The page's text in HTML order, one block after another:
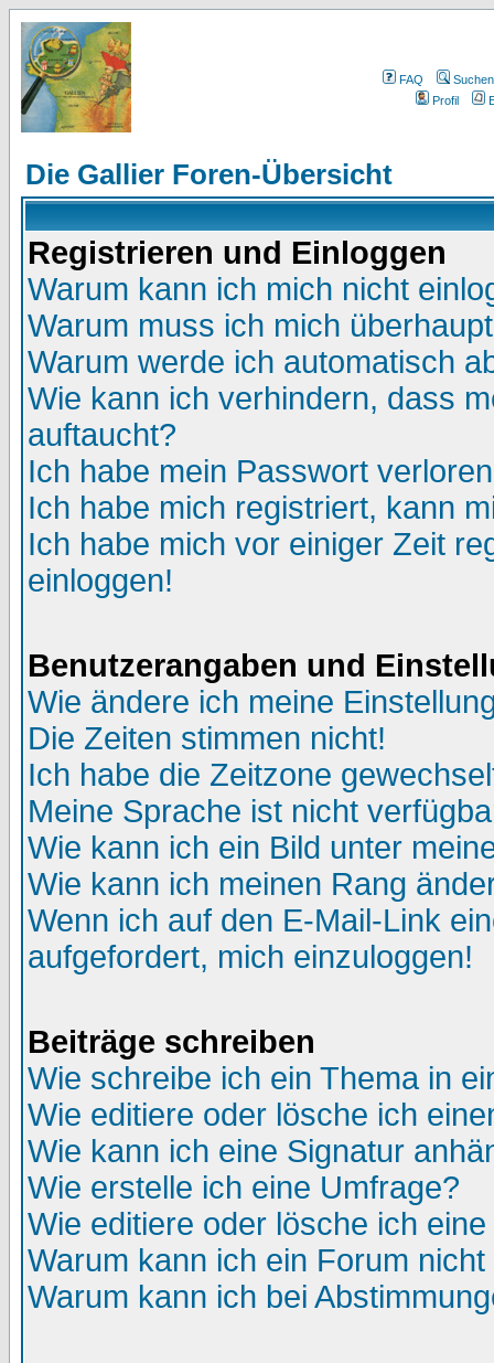
FAQ
Suchen
Profil
Die Gallier Foren-Übersicht
Registrieren und Einloggen
Warum kann ich mich nicht
Warum muss ich mich
Warum werde ich automatisch
Wie kann ich verhindern, dass
auftaucht?
Ich habe mein Passwort
Ich habe mich registriert, kann
Ich habe mich vor einiger Zeit
einloggen!
Benutzerangaben und
Wie ändere ich meine
Die Zeiten stimmen nicht!
Ich habe die Zeitzone
Meine Sprache ist nicht
Wie kann ich ein Bild unter
Wie kann ich meinen Rang
Wenn ich auf den E-Mail-Link
aufgefordert, mich einzuloggen!
Beiträge schreiben
Wie schreibe ich ein Thema in
Wie editiere oder lösche ich
Wie kann ich eine Signatur
Wie erstelle ich eine Umfrage?
Wie editiere oder lösche ich
Warum kann ich ein Forum
Warum kann ich bei